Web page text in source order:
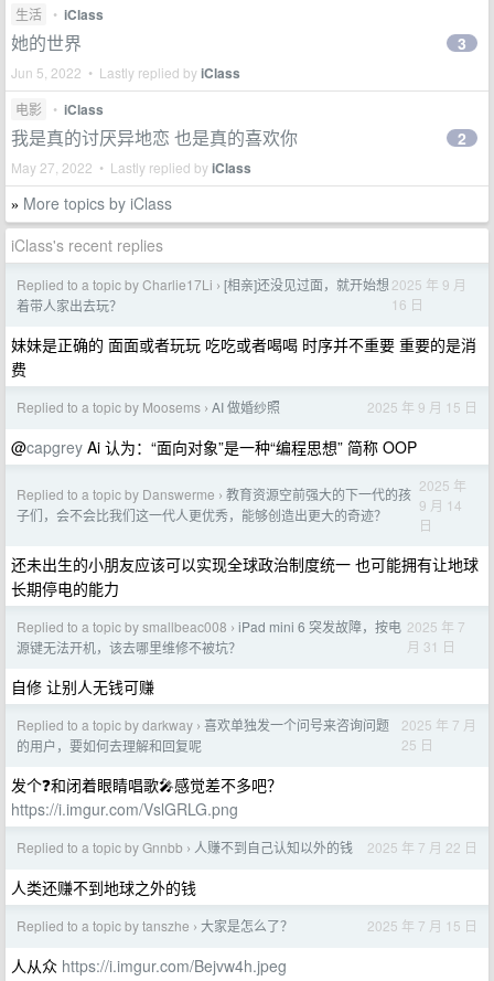
生活 • iClass
她的世界
Jun 5, 2022 • Lastly replied byiClass
3
电影 • iClass
我是真的讨厌异地恋 也是真的喜欢你
May 27, 2022 • Lastly replied byiClass
2
» More topics by iClass
iClass's recent replies
Replied to a topic by Charlie17Li › [相亲]还没见过面，就开始想
着带人家出去玩？
2025 年 9 月
16 日
妹妹是正确的 面面或者玩玩 吃吃或者喝喝 时序并不重要 重要的是消
费
Replied to a topic by Moosems › AI 做婚纱照 2025 年 9 月 15 日
@capgrey Ai 认为：“面向对象”是一种“编程思想” 简称 OOP
Replied to a topic by Danswerme › 教育资源空前强大的下一代的孩
子们，会不会比我们这一代人更优秀，能够创造出更大的奇迹？
2025 年
9 月 14
日
还未出生的小朋友应该可以实现全球政治制度统一 也可能拥有让地球
长期停电的能力
Replied to a topic by smallbeac008 › iPad mini 6 突发故障，按电
源键无法开机，该去哪里维修不被坑？
2025 年 7
月 31 日
自修 让别人无钱可赚
Replied to a topic by darkway › 喜欢单独发一个问号来咨询问题
的用户，要如何去理解和回复呢
2025 年 7 月
25 日
发个❓和闭着眼睛唱歌🎤感觉差不多吧？
https://i.imgur.com/VslGRLG.png
Replied to a topic by Gnnbb › 人赚不到自己认知以外的钱 2025 年 7 月 22 日
人类还赚不到地球之外的钱
Replied to a topic by tanszhe › 大家是怎么了？ 2025 年 7 月 15 日
人从众 https://i.imgur.com/Bejvw4h.jpeg